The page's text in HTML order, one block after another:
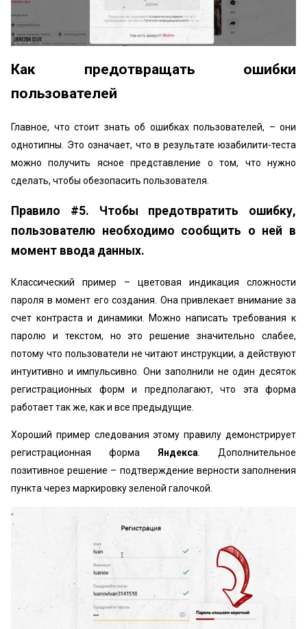
Как предотвращать ошибки
пользователей
Главное, что стоит знать об ошибках пользователей, – они
однотипны. Это означает, что в результате юзабилити-теста
можно получить ясное представление о том, что нужно
сделать, чтобы обезопасить пользователя.
Правило #5. Чтобы предотвратить ошибку,
пользователю необходимо сообщить о ней в
момент ввода данных.
Классический пример – цветовая индикация сложности
пароля в момент его создания. Она привлекает внимание за
счет контраста и динамики. Можно написать требования к
паролю и текстом, но это решение значительно слабее,
потому что пользователи не читают инструкции, а действуют
интуитивно и импульсивно. Они заполнили не один десяток
регистрационных форм и предполагают, что эта форма
работает так же, как и все предыдущие.
Хороший пример следования этому правилу демонстрирует
регистрационная форма Яндекса . Дополнительное
позитивное решение – подтверждение верности заполнения
пункта через маркировку зеленой галочкой.